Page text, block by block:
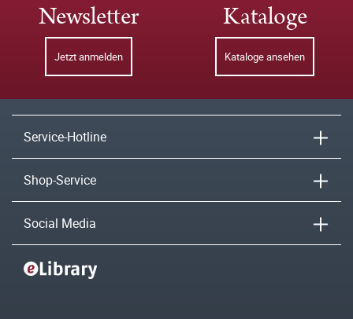
Newsletter
Jetzt anmelden
Kataloge
Kataloge ansehen
Service-Hotline
Shop-Service
Social Media